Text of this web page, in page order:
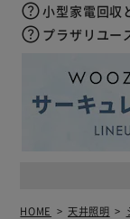
小型家電回収
プラザリユー
HOME 天井照明